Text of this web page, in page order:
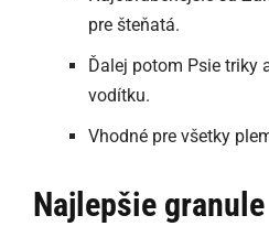
pre šteňatá.
Ďalej potom Psie triky
vodítku.
Vhodné pre všetky
Najlepšie